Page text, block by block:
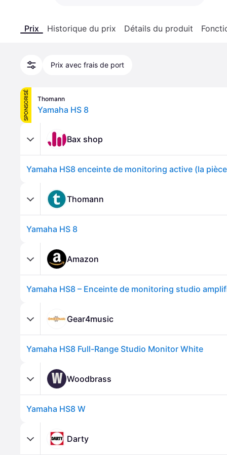
Prix Historique du prix Détails du produit
Prix avec frais de port
SPONSORISÉ Thomann
Yamaha HS 8
Bax shop
Yamaha HS8 enceinte de monitoring active (la
Thomann
Yamaha HS 8
Amazon
Gear4music
Yamaha HS8 Full-Range Studio Monitor White
W Woodbrass
Yamaha HS8 W
Darty